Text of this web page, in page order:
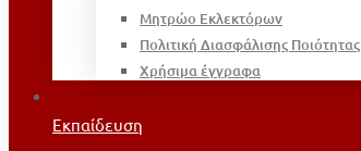
Μητρώο Εκλεκτόρων
Πολιτική Διασφάλισης Ποιότητας
Χρήσιμα έγγραφα
Εκπαίδευση